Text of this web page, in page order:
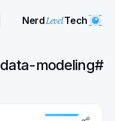
NerdLevelTech
#
data-modeling